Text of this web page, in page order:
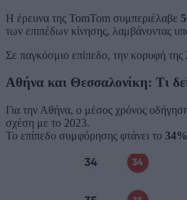
Η έρευνα της TomTom συμπεριέλαβε
των επιπέδων κίνησης, λαμβάνοντας
Σε παγκόσμιο επίπεδο, την κορυφή της
Αθήνα και Θεσσαλονίκη: Τι
Για την Αθήνα, ο μέσος χρόνος
σχέση με το 2023.
Το επίπεδο συμφόρησης φτάνει το 34%